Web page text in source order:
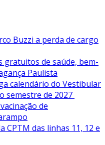
Buzzi a perda de cargo
gratuitos de saúde, bem-
Paulista
calendário do Vestibular
semestre de 2027
de
CPTM das linhas 11, 12 e